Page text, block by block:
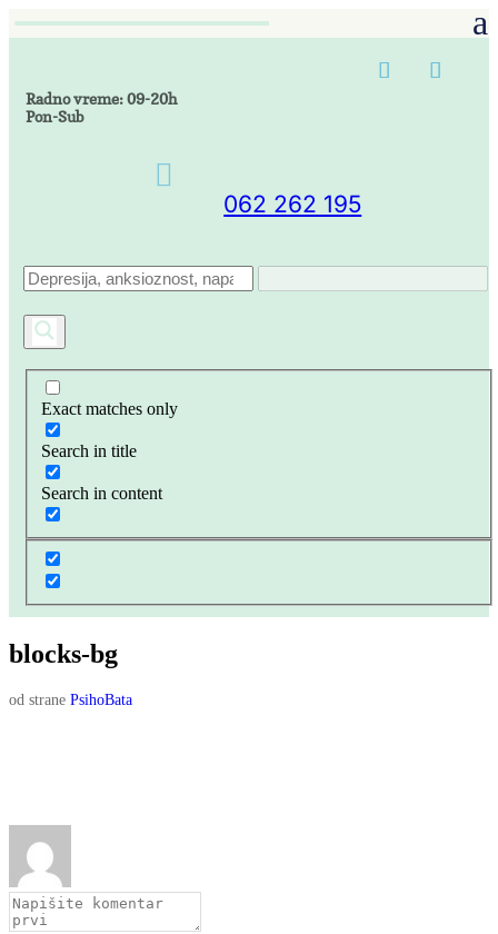
Radno vreme: 09-20h
Pon-Sub

062 262 195
Exact matches only
Search in title
Search in content
blocks-bg
od strane PsihoBata